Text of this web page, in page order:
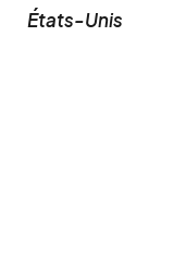
États-Unis